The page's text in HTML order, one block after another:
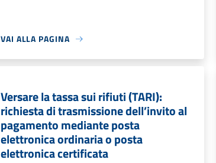
VAI ALLA PAGINA
Versare la tassa sui rifiuti (TARI):
richiesta di trasmissione dell’invito al
pagamento mediante posta
elettronica ordinaria o posta
elettronica certificata